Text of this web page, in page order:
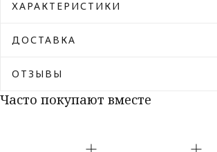
ХАРАКТЕРИСТИКИ
ДОСТАВКА
ОТЗЫВЫ
Часто покупают вместе